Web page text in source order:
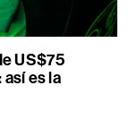
US$75
es la